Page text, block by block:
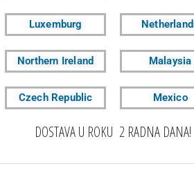
Luxemburg
Northern Ireland
Czech Republic
Malaysia
Mexico
DOSTAVA U ROKU 2 RADNA DANA!